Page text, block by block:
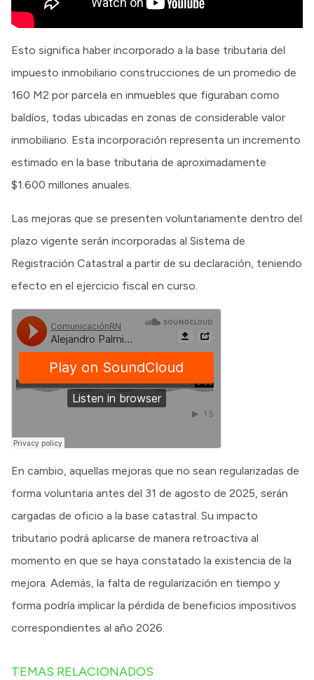
Esto significa haber incorporado a la base tributaria del
impuesto inmobiliario construcciones de un promedio de
160 M2 por parcela en inmuebles que figuraban como
baldíos, todas ubicadas en zonas de considerable valor
inmobiliario. Esta incorporación representa un incremento
estimado en la base tributaria de aproximadamente
$1.600 millones anuales.
Las mejoras que se presenten voluntariamente dentro del
plazo vigente serán incorporadas al Sistema de
Registración Catastral a partir de su declaración, teniendo
efecto en el ejercicio fiscal en curso.
En cambio, aquellas mejoras que no sean regularizadas de
forma voluntaria antes del 31 de agosto de 2025, serán
cargadas de oficio a la base catastral. Su impacto
tributario podrá aplicarse de manera retroactiva al
momento en que se haya constatado la existencia de la
mejora. Además, la falta de regularización en tiempo y
forma podría implicar la pérdida de beneficios impositivos
correspondientes al año 2026.
TEMAS RELACIONADOS